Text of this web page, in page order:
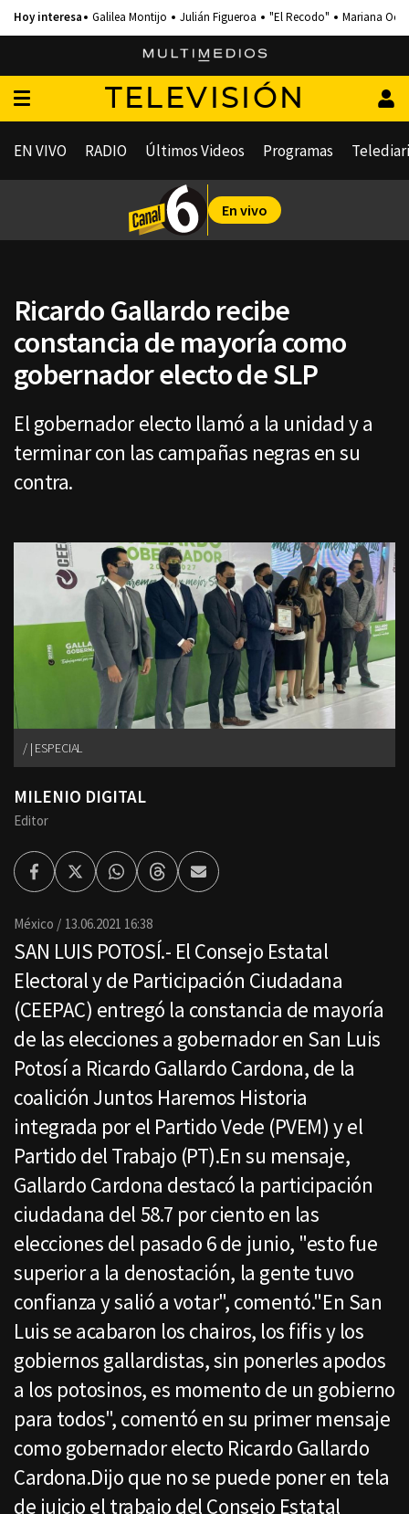
Galilea Montijo Julián Figueroa "El Recodo" Mariana
TELEVISIÓN
EN VIVO RADIO Últimos Videos Programas
En vivo
Ricardo Gallardo recibe
constancia de mayoría como
gobernador electo de SLP
El gobernador electo llamó a la unidad y a
terminar con las campañas negras en su
contra.
| ESPECIAL
MILENIO DIGITAL
Editor
FacebookTwitterWhatsappThreadsEnviar
por
México 13.06.2021 16:38
SAN LUIS POTOSÍ.- El Consejo Estatal
Electoral y de Participación Ciudadana
(CEEPAC) entregó la constancia de mayoría
de las elecciones a gobernador en San Luis
Potosí a Ricardo Gallardo Cardona, de la
coalición Juntos Haremos Historia
integrada por el Partido Vede (PVEM) y el
Partido del Trabajo (PT).En su mensaje,
Gallardo Cardona destacó la participación
ciudadana del 58.7 por ciento en las
elecciones del pasado 6 de junio, "esto fue
superior a la denostación, la gente tuvo
confianza y salió a votar", comentó."En San
Luis se acabaron los chairos, los fifis y los
gobiernos gallardistas, sin ponerles apodos
a los potosinos, es momento de un gobierno
para todos", comentó en su primer mensaje
como gobernador electo Ricardo Gallardo
Cardona.Dijo que no se puede poner en tela
de juicio el trabajo del Consejo Estatal